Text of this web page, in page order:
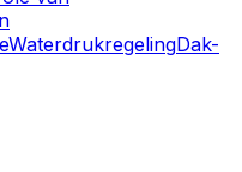
WaterdrukregelingDak-